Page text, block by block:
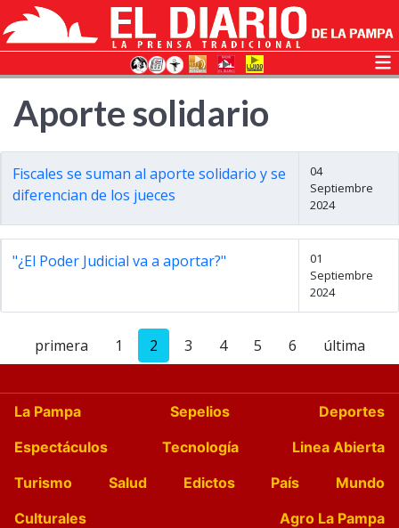
Aporte solidario
Fiscales se suman al aporte solidario y se
diferencian de los jueces
04
Septiembre
2024
"¿El Poder Judicial va a aportar?"
01
Septiembre
2024
primera 1 2 3 4 5 6 última
La Pampa Sepelios
Deportes
Espectáculos
Tecnología
Linea Abierta
Turismo
Salud Edictos País
Mundo
Culturales
Agro La Pampa